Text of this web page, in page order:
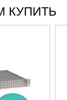
КУПИТЬ